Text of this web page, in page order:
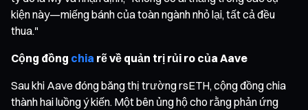
kiện này—miếng bánh của toàn ngành nhỏ lại, tất cả đều
thua."
Cộng đồng chia rẽ về quản trị rủi ro của Aave
Sau khi Aave đóng băng thị trường rsETH, cộng đồng chia
thành hai luồng ý kiến. Một bên ủng hộ cho rằng phản ứng